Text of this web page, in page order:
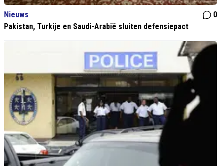
Nieuws
0
Pakistan, Turkije en Saudi-Arabië sluiten defensiepact